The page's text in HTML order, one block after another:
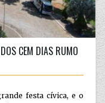
CEM DIAS RUMO
festa cívica, e o